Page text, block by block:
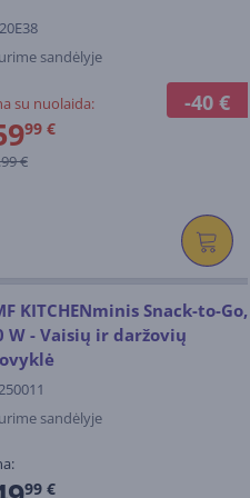
-40 €
sandėlyje
su nuolaida:
99 €
€
KITCHENminis Snack-to-Go,
W - Vaisių ir daržovių
sandėlyje
99 €